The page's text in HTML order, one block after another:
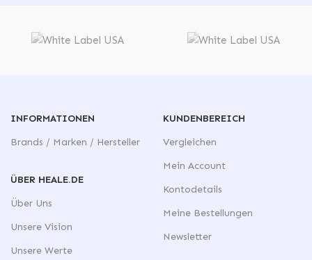
INFORMATIONEN
Brands / Marken / Hersteller
ÜBER HEALE.DE
Über Uns
Unsere Vision
Unsere Werte
KUNDENBEREICH
Vergleichen
Mein Account
Kontodetails
Meine Bestellungen
Newsletter